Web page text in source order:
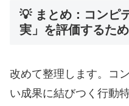
💡 まとめ：コンピ
実」を評価するた
改めて整理します。コ
い成果に結びつく行動